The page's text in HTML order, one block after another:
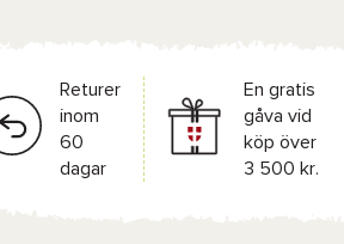
Returer
inom
60
dagar
En gratis
gåva vid
köp över
3 500 kr.